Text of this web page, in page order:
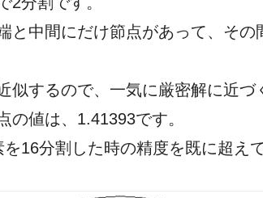
と中間にだけ節点があって、その
似するので、一気に厳密解に近づ
の値は、1.41393です。
を16分割した時の精度を既に超え